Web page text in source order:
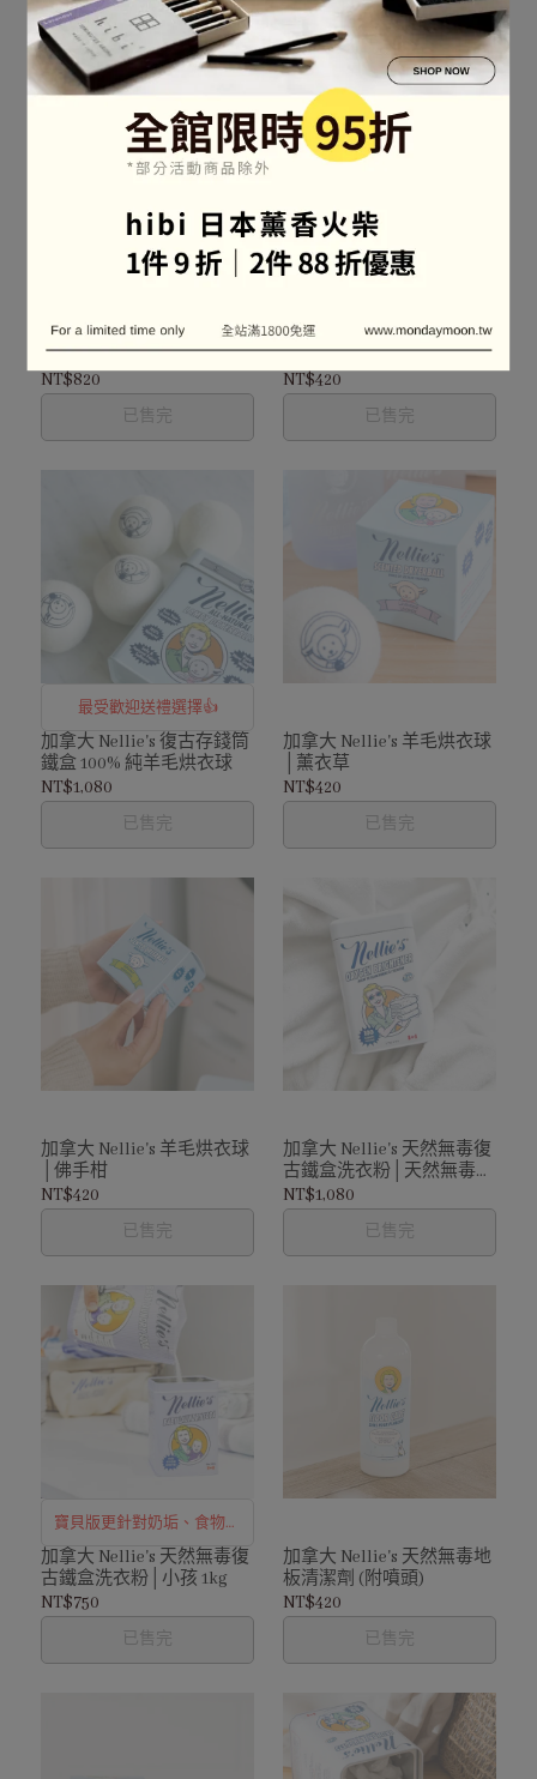
已售完 已售完
加拿大 Nellie's 天然無毒 酵
素洗衣粉│大人 1.5kg
NT$820
已售完
加拿大 Nellie's 羊毛烘衣球
│玫瑰
NT$420
已售完
最受歡迎送禮選擇👍
加拿大 Nellie's 復古存錢筒
鐵盒 100% 純羊毛烘衣球
NT$1,080
已售完
加拿大 Nellie's 羊毛烘衣球
│薰衣草
NT$420
已售完
加拿大 Nellie's 羊毛烘衣球
│佛手柑
NT$420
已售完
加拿大 Nellie's 天然無毒復
古鐵盒洗衣粉│天然無毒增
豔亮白酵素 1.7kg
NT$1,080
已售完
寶貝版更針對奶垢、食物殘
留等髒污喔
加拿大 Nellie's 天然無毒復
古鐵盒洗衣粉│小孩 1kg
NT$750
已售完
加拿大 Nellie's 天然無毒地
板清潔劑 (附噴頭)
NT$420
已售完